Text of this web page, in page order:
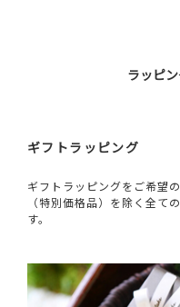
ラッピ
ギフトラッピング
ギフトラッピングをご希望
（特別価格品）を除く全て
す。